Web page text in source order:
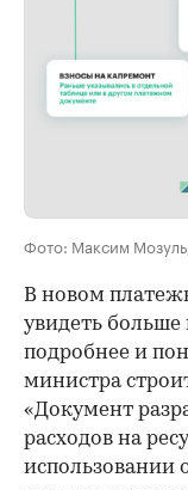
Фото: Максим
В новом
увидеть
подробнее и
министра
«Документ
расходов на
использовании